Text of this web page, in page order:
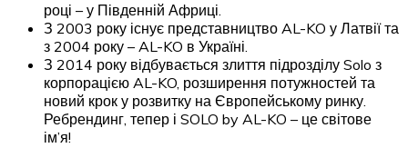
році – у Південній Африці.
З 2003 року існує представництво AL-KO у Латвії та
з 2004 року – AL-KO в Україні.
З 2014 року відбувається злиття підрозділу Solo з
корпорацією AL-KO, розширення потужностей та
новий крок у розвитку на Європейському ринку.
Ребрендинг, тепер і SOLO by AL-KO – це світове
ім’я!